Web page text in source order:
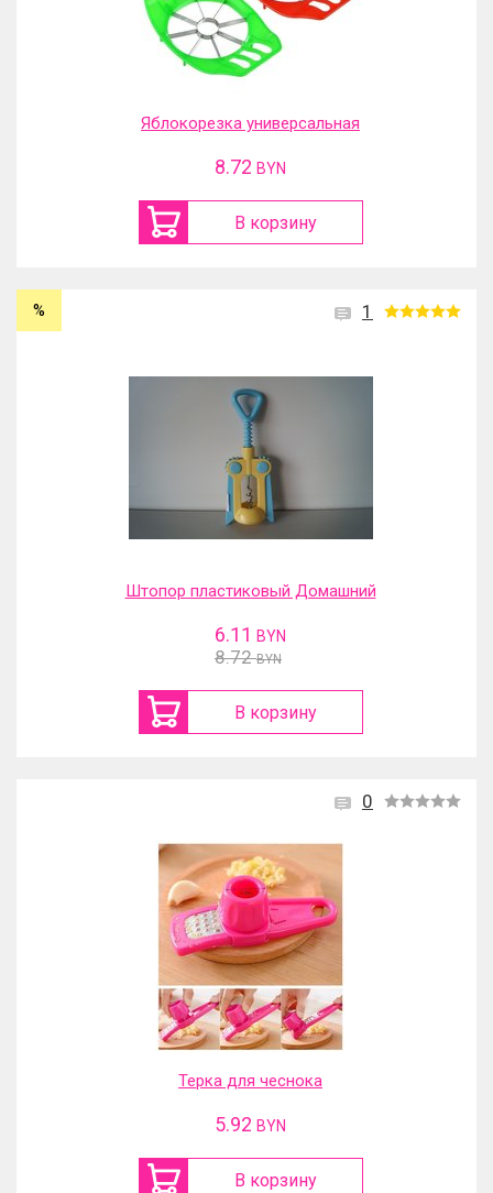
Яблокорезка универсальная
8.72 BYN
В корзину
1
%
Штопор пластиковый Домашний
6.11 BYN
8.72 BYN
В корзину
0
Терка для чеснока
5.92 BYN
В корзину